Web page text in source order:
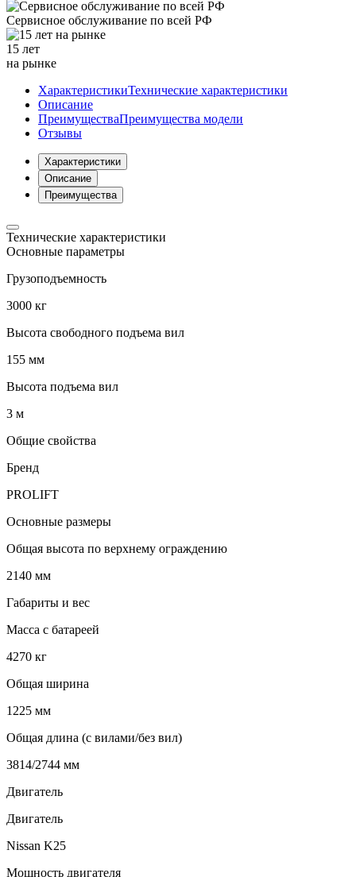
Сервисное обслуживание по всей РФ
15 лет
на рынке
ХарактеристикиТехнические характеристики
Описание
ПреимуществаПреимущества модели
Отзывы
Характеристики
Описание
Преимущества
Технические характеристики
Основные параметры
Грузоподъемность
3000 кг
Высота свободного подъема вил
155 мм
Высота подъема вил
3 м
Общие свойства
Бренд
PROLIFT
Основные размеры
Общая высота по верхнему ограждению
2140 мм
Габариты и вес
Масса с батареей
4270 кг
Общая ширина
1225 мм
Общая длина (с вилами/без вил)
3814/2744 мм
Двигатель
Двигатель
Nissan K25
Мощность двигателя